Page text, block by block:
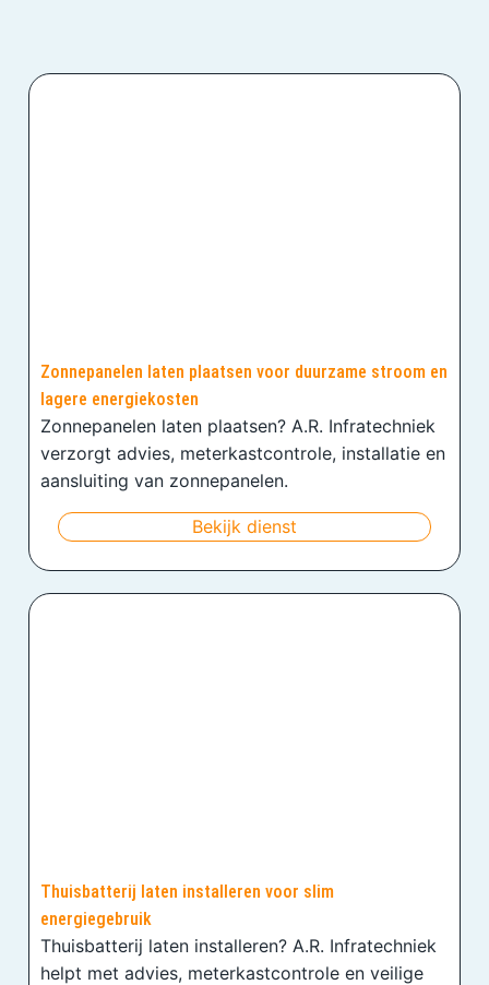
Zonnepanelen laten plaatsen voor duurzame stroom en
lagere energiekosten
Zonnepanelen laten plaatsen? A.R. Infratechniek
verzorgt advies, meterkastcontrole, installatie en
aansluiting van zonnepanelen.
Bekijk dienst
Thuisbatterij laten installeren voor slim
energiegebruik
Thuisbatterij laten installeren? A.R. Infratechniek
helpt met advies, meterkastcontrole en veilige